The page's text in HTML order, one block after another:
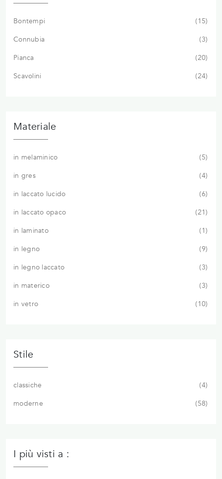
Bontempi
15
Connubia
3
Pianca
20
Scavolini
24
Materiale
in melaminico
5
in gres
4
in laccato lucido
6
in laccato opaco
21
in laminato
1
in legno
9
in legno laccato
3
in materico
3
in vetro
10
Stile
classiche
4
moderne
58
I più visti a :